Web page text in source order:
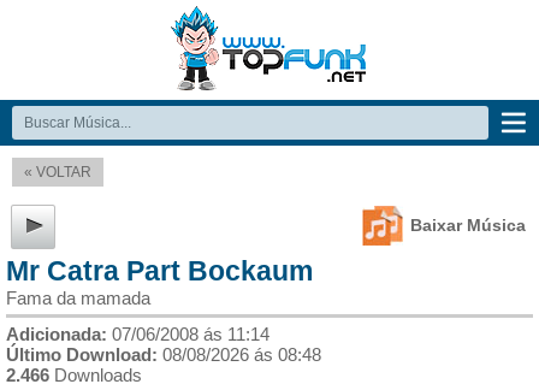
« VOLTAR
Baixar Música
Mr Catra Part Bockaum
Fama da mamada
Adicionada: 07/06/2008 ás 11:14
Último Download: 08/08/2026 ás 08:48
2.466 Downloads